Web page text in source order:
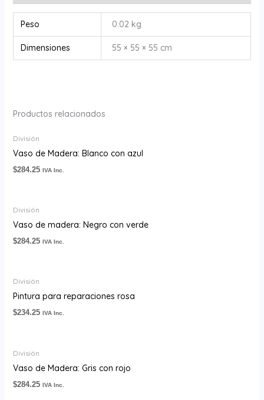
Peso 0.02 kg
Dimensiones 55 × 55 × 55 cm
Productos relacionados
División
Vaso de Madera: Blanco con azul
$284.25 IVA Inc.
División
Vaso de madera: Negro con verde
$284.25 IVA Inc.
División
Pintura para reparaciones rosa
$234.25 IVA Inc.
División
Vaso de Madera: Gris con rojo
$284.25 IVA Inc.